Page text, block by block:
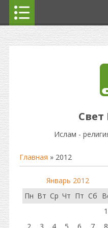
Ислам -
Главная » 2012
Январь 2012
Пн Вт Ср Чт Пт Сб
1